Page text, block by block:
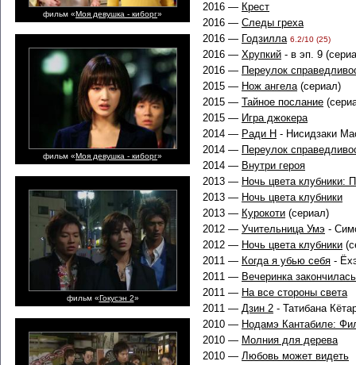
фильм «Моя девушка - киборг»
фильм «Моя девушка - киборг»
фильм «Гокусэн 2»
2016 — Крест
2016 — Следы греха
2016 — Годзилла 6.2/10 (25)
2016 — Хрупкий - в эп. 9
2016 — Переулок
2015 — Нож ангела(сериал)
2015 — Тайное послание
2015 — Игра джокера
2014 — Ради Н - Нисидзаки
2014 — Переулок
2014 — Внутри героя
2013 — Ночь цвета клубники:
2013 — Ночь цвета клубники
2013 — Курокоти (сериал)
2012 — Учительница Умэ -
2012 — Ночь цвета клубники
2011 — Когда я убью себя -
2011 — Вечеринка закончилась
2011 — На все стороны света
2011 — Дзин 2 - Татибана
2010 — Нодамэ Кантабиле:
2010 — Молния для дерева
2010 — Любовь может видеть